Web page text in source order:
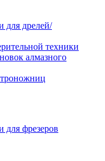
для дрелей/
техники
алмазного
для фрезеров